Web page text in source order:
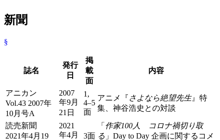
新聞
§
誌名
発行
日
掲
載
面
内容
アニカン
Vol.43 2007年
10月号A
2007
年9月
21日
1,
4–5
面
アニメ『さよなら絶望先生』特
集、神谷浩史との対談
読売新聞
2021年4月19
2021
年4月
3面
「 作家100人 コロナ禍切り取
る 」Day to Day 企画に関するコメ